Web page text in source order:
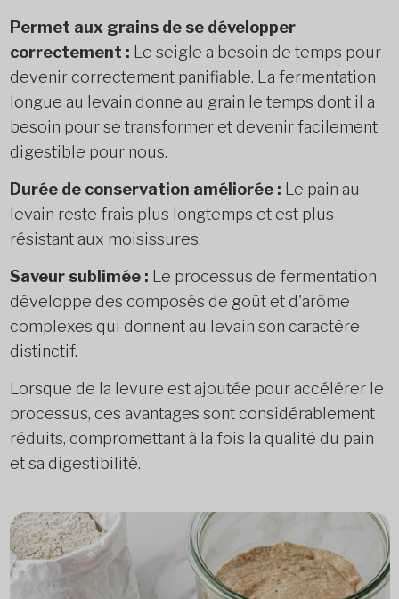
Permet aux grains de se développer
correctement :
Le seigle a besoin de temps pour
devenir correctement panifiable. La fermentation
longue au levain donne au grain le temps dont il a
besoin pour se transformer et devenir facilement
digestible pour nous.
Durée de conservation améliorée :
Le pain au
levain reste frais plus longtemps et est plus
résistant aux moisissures.
Saveur sublimée :
Le processus de fermentation
développe des composés de goût et d'arôme
complexes qui donnent au levain son caractère
distinctif.
Lorsque de la levure est ajoutée pour accélérer le
processus, ces avantages sont considérablement
réduits, compromettant à la fois la qualité du pain
et sa digestibilité.